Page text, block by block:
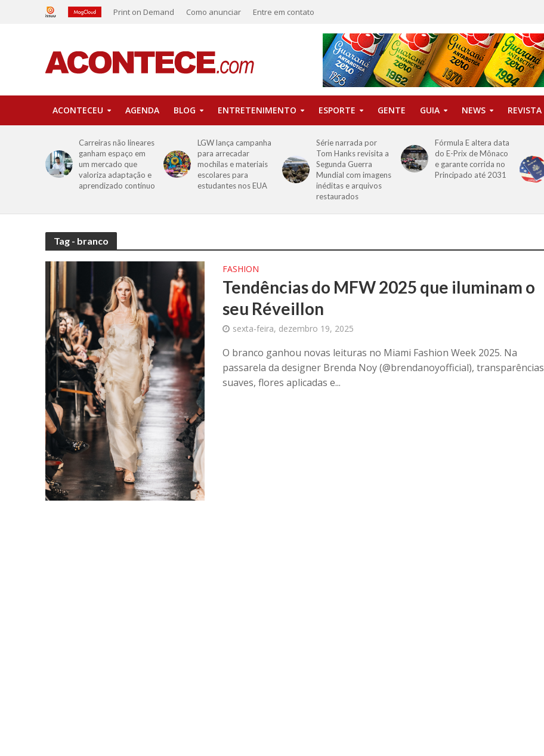
Print on Demand Como anunciar Entre em contato
ACONTECEU AGENDA BLOG ENTRETENIMENTO ESPORTE GENTE GUIA NEWS REVISTA
Carreiras não lineares
ganham espaço em
um mercado que
valoriza adaptação e
aprendizado contínuo
LGW lança campanha
para arrecadar
mochilas e materiais
escolares para
estudantes nos EUA
Série narrada por
Tom Hanks revisita a
Segunda Guerra
Mundial com imagens
inéditas e arquivos
restaurados
Fórmula E altera data
do E-Prix de Mônaco
e garante corrida no
Principado até 2031
Tag - branco
FASHION
Tendências do MFW 2025 que iluminam o
seu Réveillon
sexta-feira, dezembro 19, 2025
O branco ganhou novas leituras no Miami Fashion Week 2025. Na
passarela da designer Brenda Noy (@brendanoyofficial), transparências
suaves, flores aplicadas e...